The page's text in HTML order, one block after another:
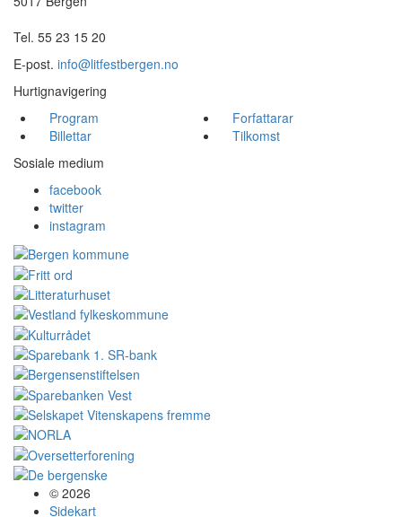
Tel. 55 23 15 20
E-post. info@litfestbergen.no
Hurtignavigering
Program
Forfattarar
Billettar
Tilkomst
Sosiale medium
facebook
twitter
instagram
© 2026
Sidekart